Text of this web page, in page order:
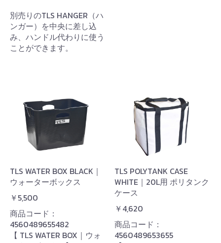
別売りのTLS HANGER（ハ
ンガー）を中央に差し込
み、ハンドル代わりに使う
ことができます。
TLS WATER BOX BLACK｜
ウォーターボックス
￥5,500
商品コード：
4560489655482
【 TLS WATER BOX｜ウォ
TLS POLYTANK CASE
WHITE｜20L用 ポリタンク
ケース
￥4,620
商品コード：
4560489653655